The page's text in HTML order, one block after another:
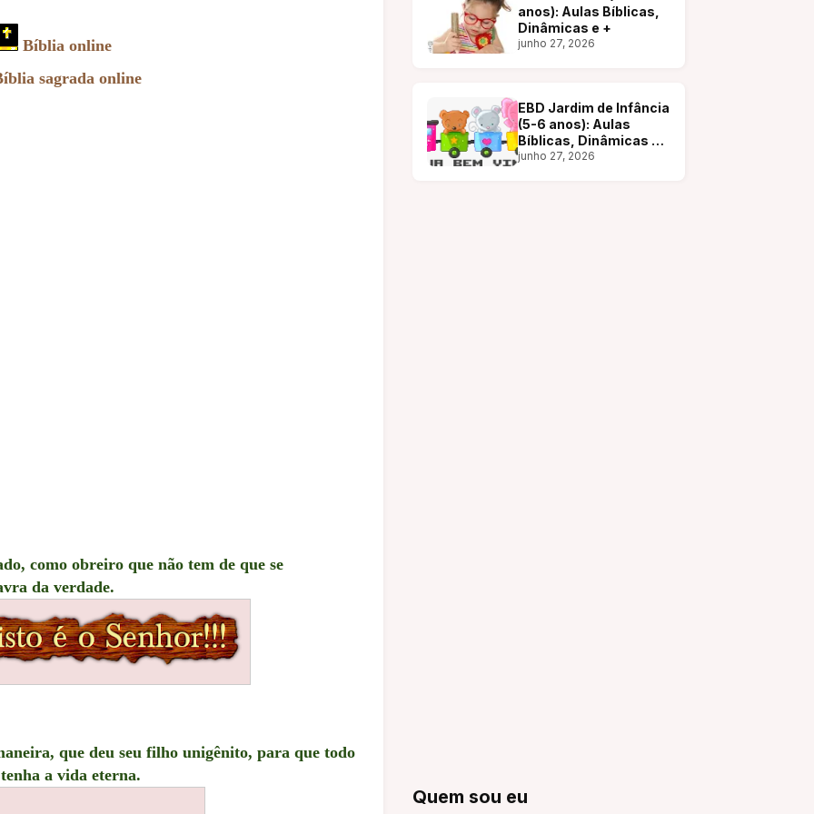
Bíblia online
sagrada online
como obreiro que não tem de que se
da verdade.
que deu seu filho unigênito, para que todo
a vida eterna.
anos): Aulas Bíblicas,
Dinâmicas e +
junho 27, 2026
EBD Jardim de Infância
(5-6 anos): Aulas
Bíblicas, Dinâmicas e
+
junho 27, 2026
Quem sou eu